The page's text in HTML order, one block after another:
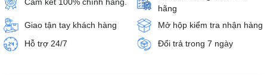
Cam kết 100% chính hãng.
hãng
Giao tận tay khách hàng
Mở hộp kiểm tra nhận hàng
Hỗ trợ 24/7
Đổi trả trong 7 ngày